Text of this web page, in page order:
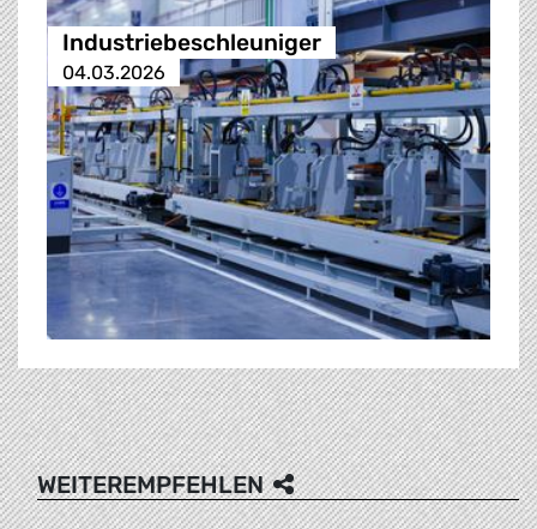
Industriebeschleuniger
04.03.2026
WEITEREMPFEHLEN